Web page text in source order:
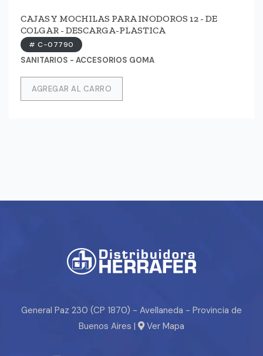
CAJAS Y MOCHILAS PARA INODOROS 12 - DE
COLGAR - DESCARGA-PLASTICA
# C-07790
SANITARIOS - ACCESORIOS GOMA
AGREGAR AL CARRO
General Paz 230 (CP 1870) - Avellaneda - Provincia de
Buenos Aires |
Ver Mapa